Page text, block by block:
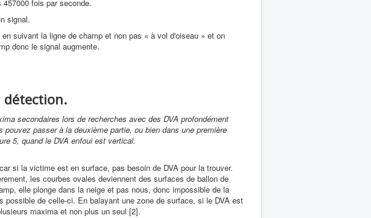
fois par seconde.
signal.
suivant la ligne de champ et non pas « à vol d'oiseau » et on
donc le signal augmente.
détection.
secondaires lors de recherches avec des DVA profondément
passer à la deuxième partie, ou bien dans une première
5, quand le DVA enfoui est vertical.
si la victime est en surface, pas besoin de DVA pour la trouver.
les courbes ovales deviennent des surfaces de ballon de
elle plonge dans la neige et pas nous, donc impossible de la
de celle-ci. En balayant une zone de surface, si le DVA est
maxima et non plus un seul [2].